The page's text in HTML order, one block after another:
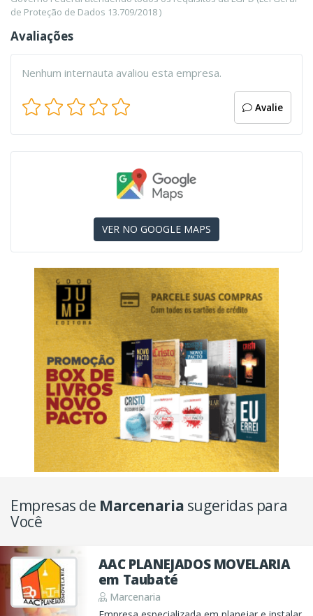
de Proteção de Dados 13.709/2018 )
Avaliações
Nenhum internauta avaliou esta empresa.
Avalie
VER NO GOOGLE MAPS
Empresas de Marcenaria sugeridas para
Você
AAC PLANEJADOS MOVELARIA
em Taubaté
Marcenaria